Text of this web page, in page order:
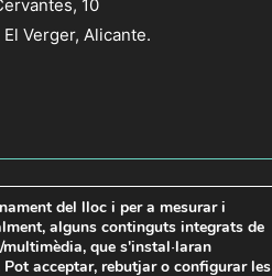
10
Verger, Alicante.
del lloc i per a mesurar i
alguns continguts integrats de
que s'instal·laran
acceptar, rebutjar o configurar les